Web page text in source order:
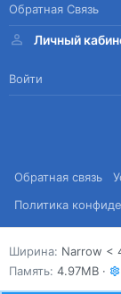
Обратная Связь
Личный
Войти
Обратная связь
Политика
Ширина
Память 4.97MB